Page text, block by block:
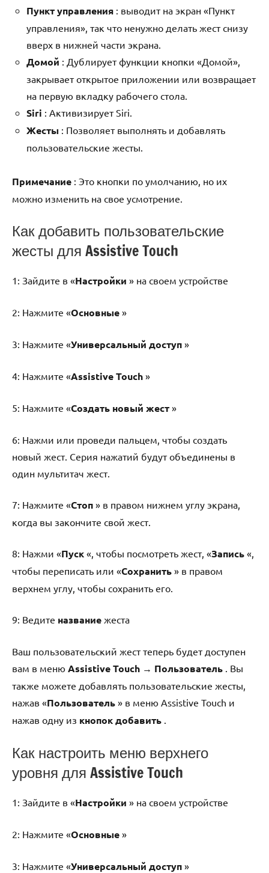
Пункт управления : выводит на экран «Пункт
управления», так что ненужно делать жест снизу
вверх в нижней части экрана.
Домой : Дублирует функции кнопки «Домой»,
закрывает открытое приложении или возвращает
на первую вкладку рабочего стола.
Siri : Активизирует Siri.
Жесты : Позволяет выполнять и добавлять
пользовательские жесты.
Примечание : Это кнопки по умолчанию, но их
можно изменить на свое усмотрение.
Как добавить пользовательские
жесты для Assistive Touch
1: Зайдите в «Настройки » на своем устройстве
2: Нажмите «Основные »
3: Нажмите «Универсальный доступ »
4: Нажмите «Assistive Touch »
5: Нажмите «Создать новый жест »
6: Нажми или проведи пальцем, чтобы создать
новый жест. Серия нажатий будут объединены в
один мультитач жест.
7: Нажмите «Стоп » в правом нижнем углу экрана,
когда вы закончите свой жест.
8: Нажми «Пуск «, чтобы посмотреть жест, «Запись «,
чтобы переписать или «Сохранить » в правом
верхнем углу, чтобы сохранить его.
9: Ведите название жеста
Ваш пользовательский жест теперь будет доступен
вам в меню Assistive Touch → Пользователь
. Вы
также можете добавлять пользовательские жесты,
нажав «Пользователь » в меню Assistive Touch и
нажав одну из кнопок добавить
Как настроить меню верхнего
уровня для Assistive Touch
1: Зайдите в «Настройки » на своем устройстве
2: Нажмите «Основные »
3: Нажмите «Универсальный доступ »